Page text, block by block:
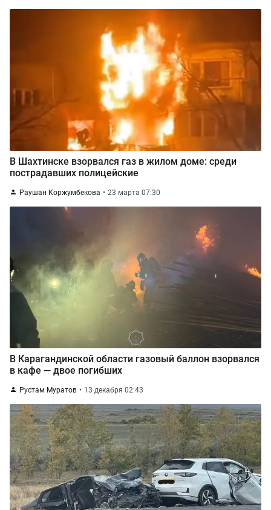
В Шахтинске взорвался газ в жилом доме: среди
пострадавших полицейские
Раушан Коржумбекова 23 марта 07:30
В Карагандинской области газовый баллон взорвался
в кафе — двое погибших
Рустам Муратов 13 декабря 02:43